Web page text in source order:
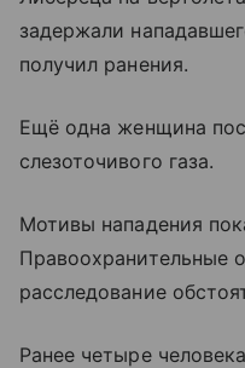
задержали
получил ранения.
Ещё одна женщина
слезоточивого газа.
Мотивы нападения
Правоохранительные
расследование
Ранее четыре